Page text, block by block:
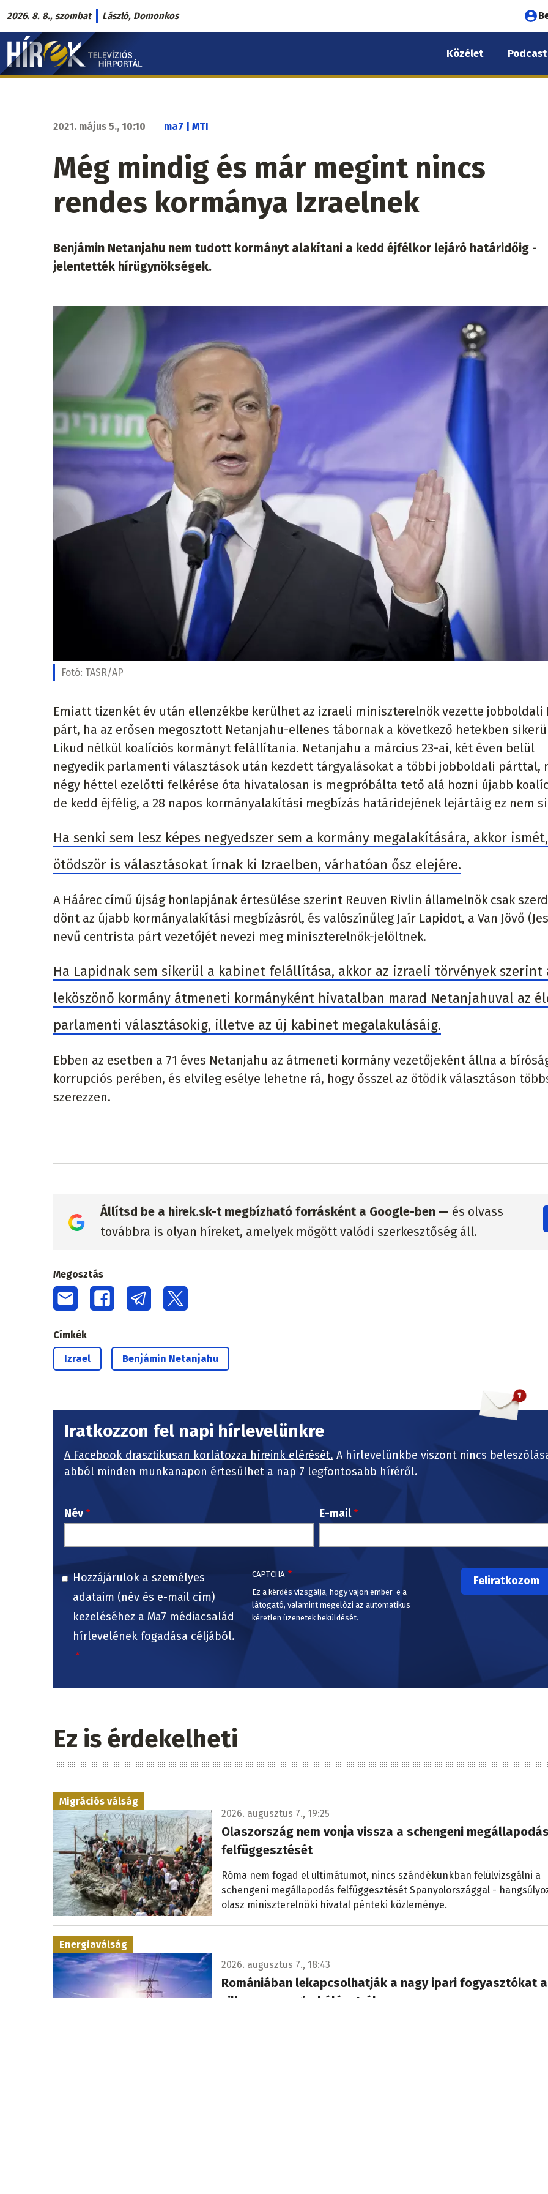
Ugrás
a
tartalomra
2026. 8. 8., szombat László, Domonkos
Hírek.sk
fő
Közélet Podcast
2021. május 5., 10:10 ma7 | MTI
Még mindig és már megint nincs
rendes kormánya Izraelnek
Benjámin Netanjahu nem tudott kormányt alakítani a kedd éjfélkor lejáró határidőig -
jelentették hírügynökségek.
Fotó: TASR/AP
Emiatt tizenkét év után ellenzékbe kerülhet az izraeli miniszterelnök vezette jobboldali
párt, ha az erősen megosztott Netanjahu-ellenes tábornak a következő hetekben
Likud nélkül koalíciós kormányt felállítania. Netanjahu a március 23-ai, két éven belül
negyedik parlamenti választások után kezdett tárgyalásokat a többi jobboldali párttal,
négy héttel ezelőtti felkérése óta hivatalosan is megpróbálta tető alá hozni újabb
de kedd éjfélig, a 28 napos kormányalakítási megbízás határidejének lejártáig ez nem
Ha senki sem lesz képes negyedszer sem a kormány megalakítására, akkor ismét,
ötödször is választásokat írnak ki Izraelben, várhatóan ősz elejére.
A Háárec című újság honlapjának értesülése szerint Reuven Rivlin államelnök csak
dönt az újabb kormányalakítási megbízásról, és valószínűleg Jaír Lapidot, a Van Jövő
nevű centrista párt vezetőjét nevezi meg miniszterelnök-jelöltnek.
Ha Lapidnak sem sikerül a kabinet felállítása, akkor az izraeli törvények szerint
leköszönő kormány átmeneti kormányként hivatalban marad Netanjahuval az
parlamenti választásokig, illetve az új kabinet megalakulásáig.
Ebben az esetben a 71 éves Netanjahu az átmeneti kormány vezetőjeként állna a
korrupciós perében, és elvileg esélye lehetne rá, hogy ősszel az ötödik választáson
szerezzen.
Állítsd be a hirek.sk-t megbízható forrásként a Google-ben — és olvass
továbbra is olyan híreket, amelyek mögött valódi szerkesztőség áll.
Megosztás
Címkék
Izrael Benjámin Netanjahu
Iratkozzon fel napi hírlevelünkre
A Facebook drasztikusan korlátozza híreink elérését. A hírlevelünkbe viszont nincs
abból minden munkanapon értesülhet a nap 7 legfontosabb híréről.
Név E-mail
Hozzájárulok a személyes
adataim (név és e-mail cím)
kezeléséhez a Ma7 médiacsalád
hírlevelének fogadása céljából.
CAPTCHA
Ez a kérdés vizsgálja, hogy vajon ember-e a
látogató, valamint megelőzi az automatikus
kéretlen üzenetek beküldését.
Ez is érdekelheti
Migrációs válság
2026. augusztus 7., 19:25
Olaszország nem vonja vissza a schengeni
felfüggesztését
Róma nem fogad el ultimátumot, nincs szándékunkban felülvizsgálni a
schengeni megállapodás felfüggesztését Spanyolországgal -
olasz miniszterelnöki hivatal pénteki közleménye.
Energiaválság
2026. augusztus 7., 18:43
Romániában lekapcsolhatják a nagy ipari fogyasztókat
villamosenergia-hálózatról